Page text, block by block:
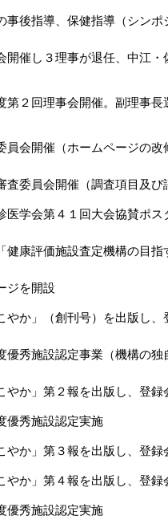
事後指導、保健指導（シン
開催し３理事が退任、中江
第２回理事会開催。副理事
員会開催（ホームページの改
査委員会開催（調査項目及び
医学会第４１回大会協賛ポ
健康評価施設査定機構の目指
ジを開設
やか」（創刊号）を出版し、
優秀施設認定事業（機構の独
やか」第２報を出版し、登録
優秀施設認定実施
やか」第３報を出版し、登録
やか」第４報を出版し、登録
優秀施設認定実施